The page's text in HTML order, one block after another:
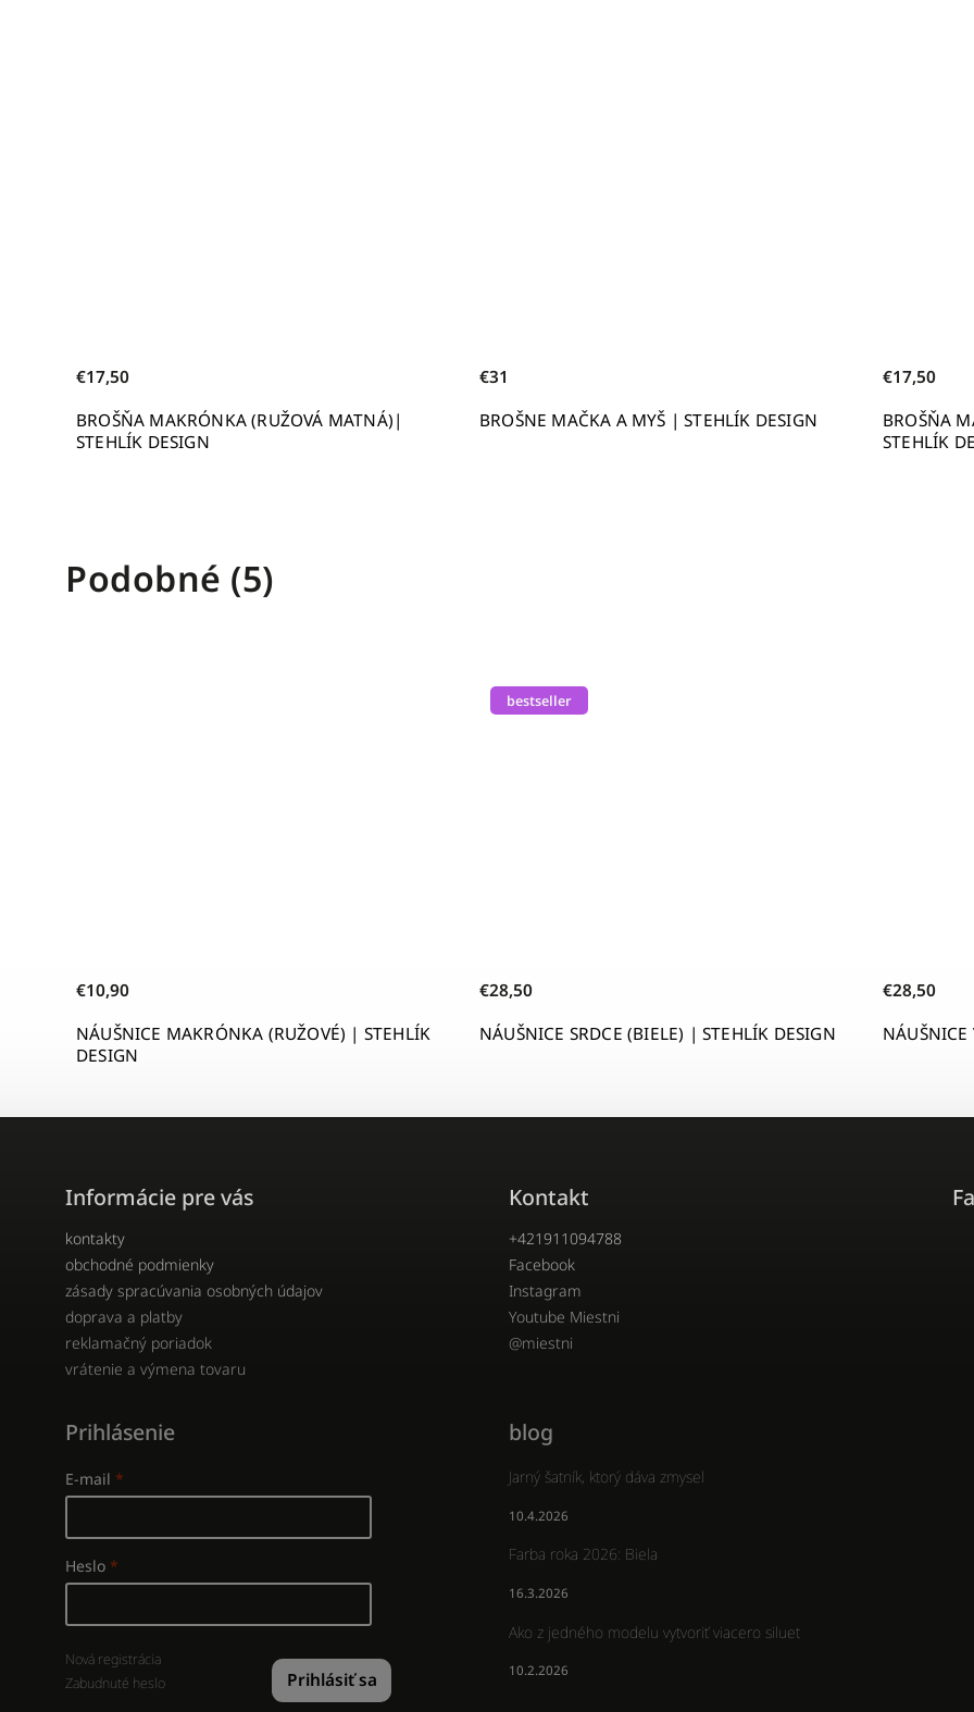
BROŠŇA MAKRÓNKA (RUŽOVÁ MATNÁ)|
STEHLÍK DESIGN
€17,50
BROŠNE MAČKA A MYŠ | STEHLÍK DESIGN
€31
BROŠŇA
STEHLÍK
€17,50
Podobné (5)
NÁUŠNICE MAKRÓNKA (RUŽOVÉ) | STEHLÍK
DESIGN
€10,90
bestseller
NÁUŠNICE SRDCE (BIELE) | STEHLÍK DESIGN
€28,50
€28,50
Informácie pre vás
kontakty
obchodné podmienky
zásady spracúvania osobných údajov
doprava a platby
reklamačný poriadok
vrátenie a výmena tovaru
Kontakt
+421911094788
Facebook
Instagram
Youtube Miestni
@miestni
Prihlásenie
E-mail
Heslo
Prihlásiť sa
Nová registrácia
Zabudnuté heslo
blog
Jarný šatník, ktorý dáva zmysel
10.4.2026
Farba roka 2026: Biela
16.3.2026
Ako z jedného modelu vytvoriť viacero siluet
10.2.2026